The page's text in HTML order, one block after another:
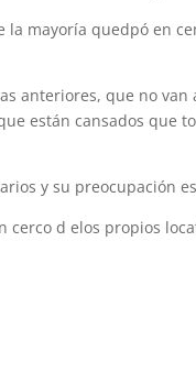
mayoría quedpó en
anteriores, que no
están cansados que
y su preocupación
d elos propios